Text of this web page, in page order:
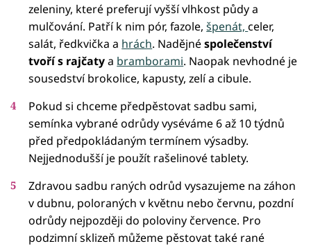
zeleniny, které preferují vyšší vlhkost půdy a
mulčování. Patří k nim pór, fazole,špenát,celer,
salát, ředkvička a hrách. Nadějnéspolečenství
tvoří s rajčatya bramborami. Naopak nevhodné je
sousedství brokolice, kapusty, zelí a cibule.
Pokud si chceme předpěstovat sadbu sami,
semínka vybrané odrůdy vyséváme 6 až 10 týdnů
před předpokládaným termínem výsadby.
Nejjednodušší je použít rašelinové tablety.
Zdravou sadbu raných odrůd vysazujeme na záhon
v dubnu, poloraných v květnu nebo červnu, pozdní
odrůdy nejpozději do poloviny července. Pro
podzimní sklizeň můžeme pěstovat také rané